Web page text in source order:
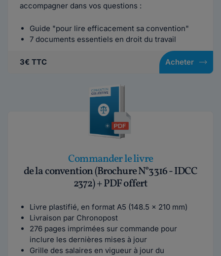
accompagner dans vos questions :
Guide "pour lire efficacement sa convention"
7 documents essentiels en droit du travail
3€ TTC Acheter
Commander le livre
de la convention (Brochure N°3316 - IDCC
2372) + PDF offert
Livre plastifié, en format A5 (148.5 x 210 mm)
Livraison par Chronopost
276 pages imprimées sur commande pour
inclure les dernières mises à jour
Grille des salaires en vigueur à jour du